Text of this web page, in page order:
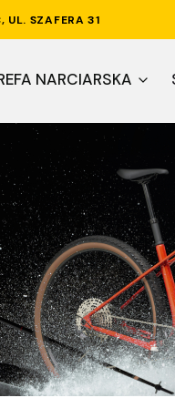
UL. SZAFERA 31
NARCIARSKA